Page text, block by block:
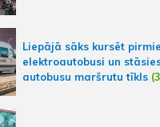
Liepājā sāks kursēt
elektroautobusi un
autobusu maršrutu tīkls